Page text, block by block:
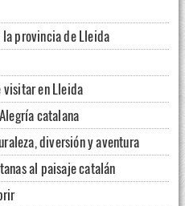
provincia de Lleida
visitar en Lleida
catalana
diversión y aventura
al paisaje catalán